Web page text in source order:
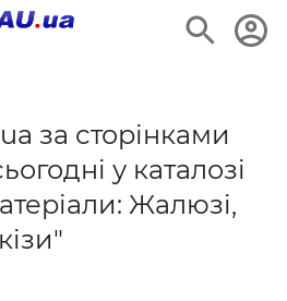
за сторінками
у каталозі
Жалюзі,